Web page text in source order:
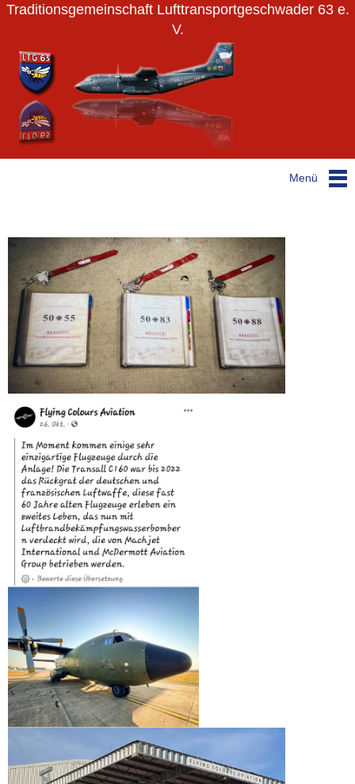
Traditionsgemeinschaft Lufttransportgeschwader 63 e.
V.
Menü